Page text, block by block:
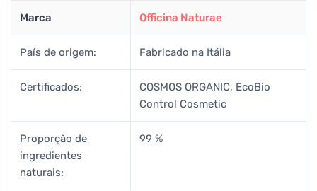
Marca Officina Naturae
País de origem: Fabricado na Itália
Certificados:
COSMOS ORGANIC, EcoBio
Control Cosmetic
Proporção de
ingredientes
naturais:
99 %